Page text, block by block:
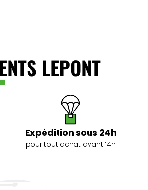
LEPONT
Expédition sous 24h
pour tout achat avant 14h